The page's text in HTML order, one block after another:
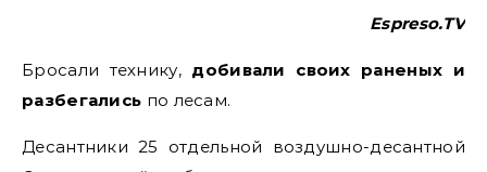
Espreso.TV
Бросали технику, добивали своих раненых и
разбегались по лесам.
Десантники 25 отдельной воздушно-десантной